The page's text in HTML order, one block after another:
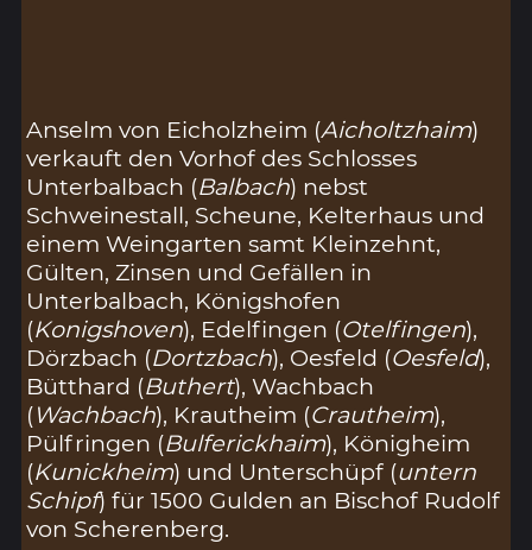
Anselm von Eicholzheim (Aicholtzhaim)
verkauft den Vorhof des Schlosses
Unterbalbach (Balbach) nebst
Schweinestall, Scheune, Kelterhaus und
einem Weingarten samt Kleinzehnt,
Gülten, Zinsen und Gefällen in
Unterbalbach, Königshofen
(Konigshoven), Edelfingen (Otelfingen),
Dörzbach (Dortzbach), Oesfeld (Oesfeld),
Bütthard (Buthert), Wachbach
(Wachbach), Krautheim (Crautheim),
Pülfringen (Bulferickhaim), Königheim
(Kunickheim) und Unterschüpf (untern
Schipf) für 1500 Gulden an Bischof Rudolf
von Scherenberg.